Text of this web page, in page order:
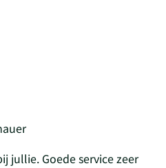
jullie. Goede service zeer